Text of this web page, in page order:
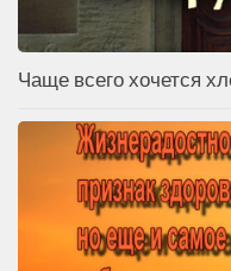
Чаще всего хочется